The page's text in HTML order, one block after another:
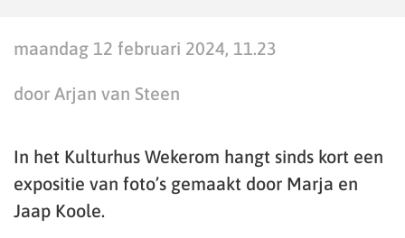
maandag 12 februari 2024, 11.23
door Arjan van Steen
In het Kulturhus Wekerom hangt sinds kort een
expositie van foto’s gemaakt door Marja en
Jaap Koole.